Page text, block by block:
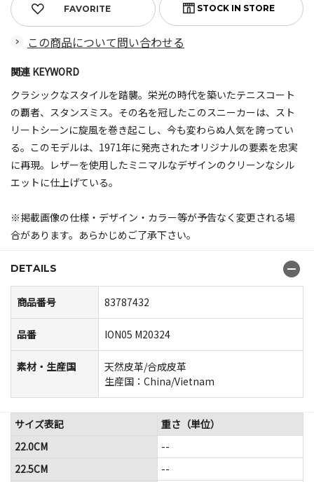
FAVORITE
この商品について問い合わせる
関連 KEYWORD
クラシックなスタイルを踏襲。栄光の時代を築いたテニスコート
の覇者、スタンスミス。その名を冠したこのスニーカーは、スト
リートシーンに旋風を巻き起こし、今も変わらぬ人気を誇ってい
る。このモデルは、1971年に発売されたオリジナルの要素を忠実
に再現。レザーを使用したミニマルなデザインのクリーンなシル
エットに仕上げている。
※掲載画像の仕様・デザイン・カラー等が予告なく変更される場
合があります。あらかじめご了承下さい。
DETAILS
商品番号 83787432
品番 ION05 M20324
素材・生産国
天然皮革/合成皮革
生産国：China/Vietnam
サイズ表記
重さ（単位）
22.0CM
--
22.5CM
--